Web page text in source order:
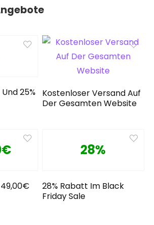
25%
Kostenloser Versand Auf
Der Gesamten Website
28%
28% Rabatt Im Black
Friday Sale